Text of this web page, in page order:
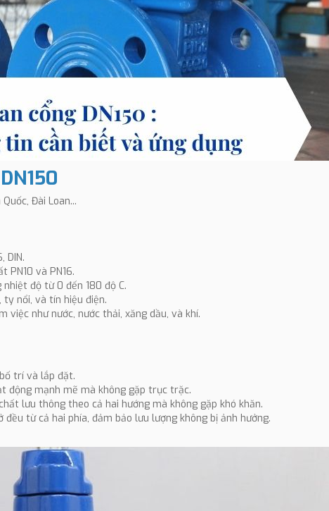
Đài Loan...
DIN.
PN10 và PN16.
độ từ 0 đến 180 độ C.
nổi, và tín hiệu điện.
như nước, nước thải, xăng dầu, và khí.
trí và lắp đặt.
động mạnh mẽ mà không gặp trục trặc.
lưu thông theo cả hai hướng mà không gặp khó khăn.
từ cả hai phía, đảm bảo lưu lượng không bị ảnh hưởng.